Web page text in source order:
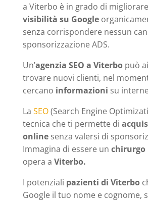
a Viterbo è in grado di
visibilità su Google
senza corrispondere nessun
sponsorizzazione ADS.
Un’agenzia SEO a Viterbopuò
trovare nuovi clienti, nel
cercano informazioni su
La SEO(Search Engine
tecnica che ti permette di
onlinesenza valersi di
Immagina di essere un chirurgo
opera a Viterbo.
I potenziali pazienti di Viterbo
Google il tuo nome e cognome,